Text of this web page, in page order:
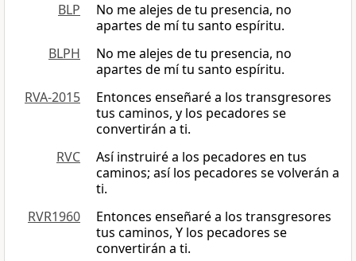
BLP
No me alejes de tu presencia, no
apartes de mí tu santo espíritu.
BLPH
No me alejes de tu presencia, no
apartes de mí tu santo espíritu.
RVA-2015
Entonces enseñaré a los transgresores
tus caminos, y los pecadores se
convertirán a ti.
RVC
Así instruiré a los pecadores en tus
caminos; así los pecadores se volverán a
ti.
RVR1960
Entonces enseñaré a los transgresores
tus caminos, Y los pecadores se
convertirán a ti.